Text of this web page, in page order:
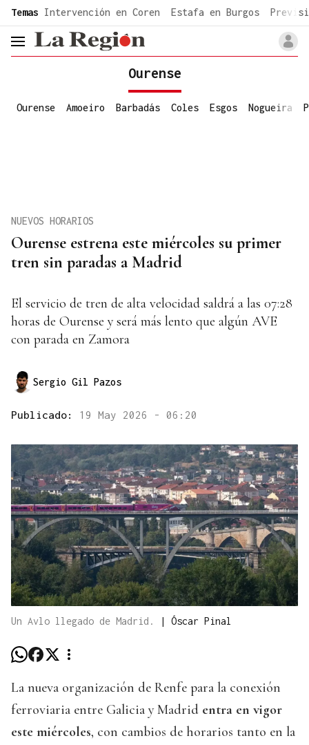
common.go-to-content
Temas Intervención en Coren Estafa en Burgos
header.menu.open
Ourense
Ourense Amoeiro Barbadás Coles Esgos Nogueira
Ourense estrena este miércoles su primer
tren sin paradas a Madrid
NUEVOS HORARIOS
El servicio de tren de alta velocidad saldrá a las 07:28
horas de Ourense y será más lento que algún AVE
con parada en Zamora
Sergio Gil Pazos
Publicado: 19 May 2026 - 06:20
Un Avlo llegado de Madrid. | Óscar Pinal
La nueva organización de Renfe para la conexión
ferroviaria entre Galicia y Madrid entra en vigor
este miércoles, con cambios de horarios tanto en la